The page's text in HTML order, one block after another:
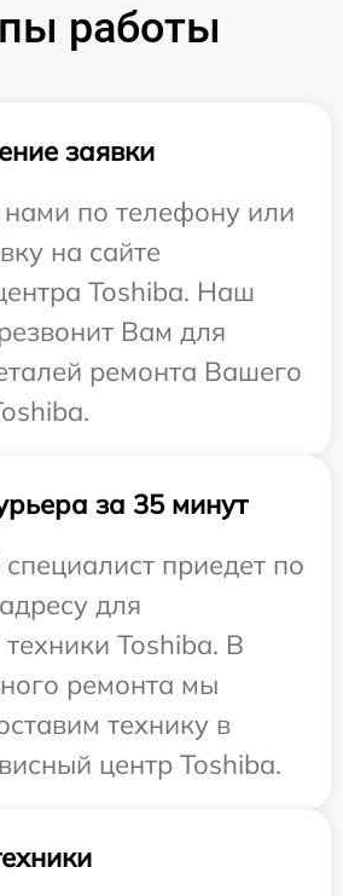
работы
заявки
по телефону или
на сайте
Toshiba. Наш
Вам для
ремонта Вашего
за 35 минут
приедет по
для
Toshiba. В
ремонта мы
технику в
центр Toshiba.